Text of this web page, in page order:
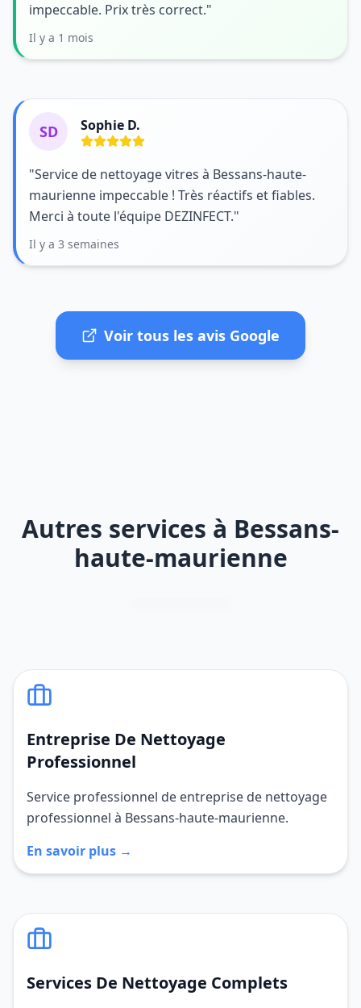
impeccable. Prix très correct."
Il y a 1 mois
SD Sophie D.
"Service de nettoyage vitres à Bessans-haute-
maurienne impeccable ! Très réactifs et fiables.
Merci à toute l'équipe DEZINFECT."
Il y a 3 semaines
Voir tous les avis Google
Autres services à Bessans-
haute-maurienne
Entreprise De Nettoyage
Professionnel
Service professionnel de entreprise de nettoyage
professionnel à Bessans-haute-maurienne.
En savoir plus →
Services De Nettoyage Complets